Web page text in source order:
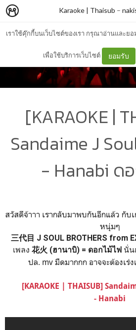
เราใช้คุ๊กกี้บนเว็บไซต์ของเรา กรุณาอ่านและย
เพื่อใช้บริการเว็บไซต์ ยอมรับ
Karaoke | Thaisub –
[KARAOKE |
Sandaime J
- Hanabi ด
สวัสดีจ้าาา เรากลับมาพบกันอีกแล้ว กับ
หนุ่มๆ
三代目 J SOUL BROTHERS from
เพลง 花火 (ฮานาบิ) = ดอกไม้ไฟ นั่น
เพราะมาก อยากให้ทุกคนได้ลองฟังกั
มาก แถมไลน์เต้นก็สวย ห้ามพ
ปล. mv มืดมากกก อาจจะต้องเร่
[KARAOKE | THAISUB]
- Hanabi